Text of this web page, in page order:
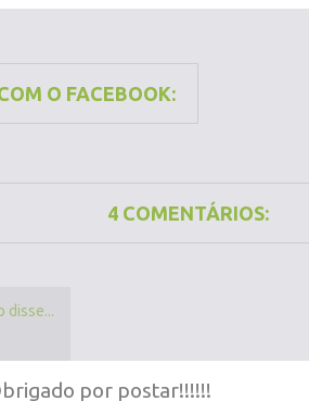
O FACEBOOK:
4 COMENTÁRIOS:
disse...
por postar!!!!!!